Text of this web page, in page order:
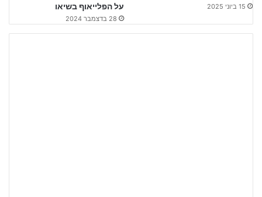
15 ביוני 2025
על הפלייאוף בשיאו
28 בדצמבר 2024